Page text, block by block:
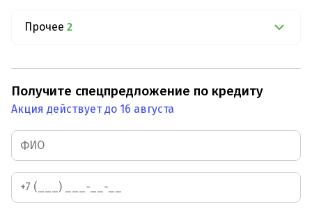
Прочее 2
Получите спецпредложение по кредиту
Акция действует до 16 августа